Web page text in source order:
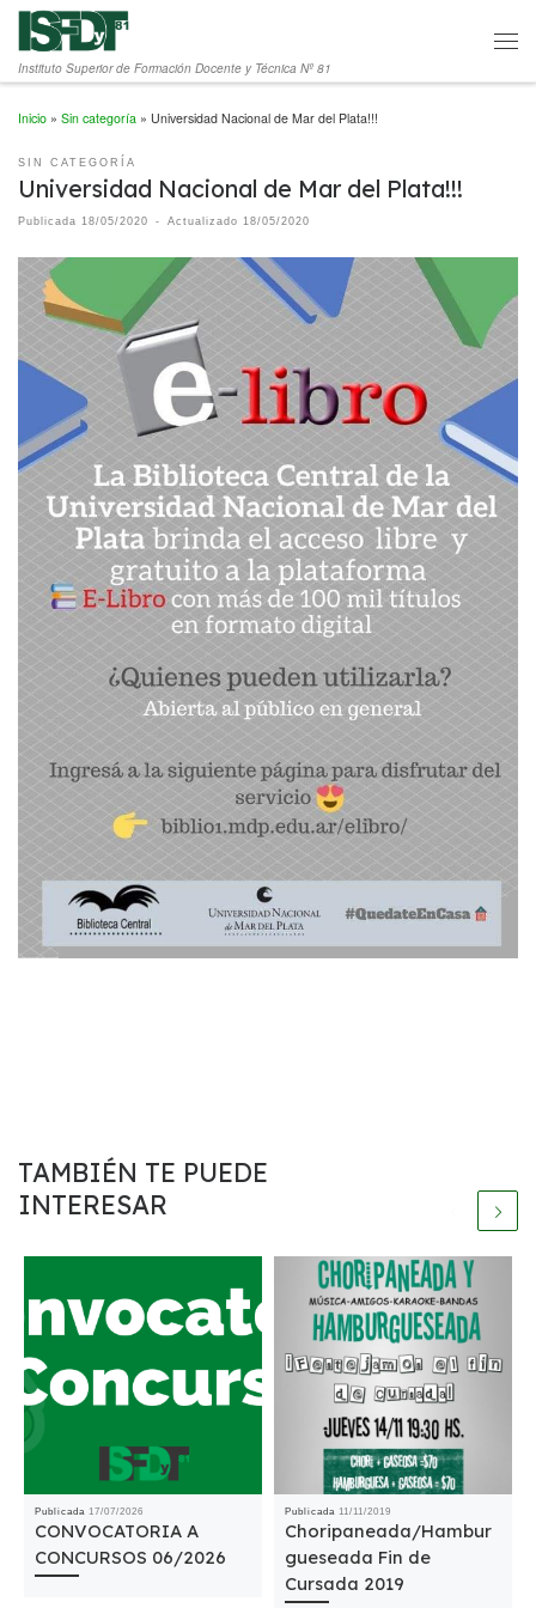
Saltar al contenido
Instituto Superior de Formación Docente y Técnica Nº 81
Inicio » Sin categoría » Universidad Nacional de Mar del Plata!!!
SIN CATEGORÍA
Universidad Nacional de Mar del Plata!!!
Publicada 18/05/2020 - Actualizado 18/05/2020
TAMBIÉN TE PUEDE
INTERESAR
Publicada 17/07/2026
CONVOCATORIA A
CONCURSOS 06/2026
Publicada 11/11/2019
Choripaneada/Hambur
gueseada Fin de
Cursada 2019